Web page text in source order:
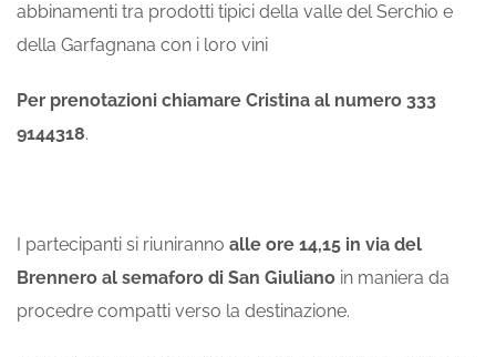
abbinamenti tra prodotti tipici della valle del Serchio e
della Garfagnana con i loro vini
Per prenotazioni chiamare Cristina al numero 333
9144318.
I partecipanti si riuniranno alle ore 14,15 in via del
Brennero al semaforo di San Giuliano in maniera da
procedre compatti verso la destinazione.